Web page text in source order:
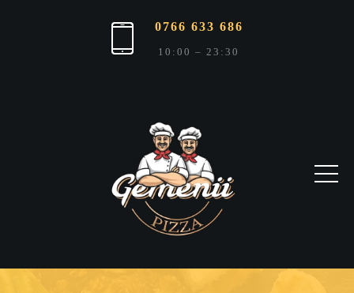
0766 633 686
10:00 – 23:30